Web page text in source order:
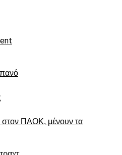
στον ΠΑΟΚ, μένουν τα